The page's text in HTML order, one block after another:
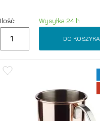
Ilość: Wysyłka 24 h
DO KOSZYKA